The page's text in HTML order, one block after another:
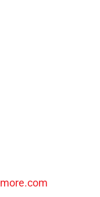
more.com